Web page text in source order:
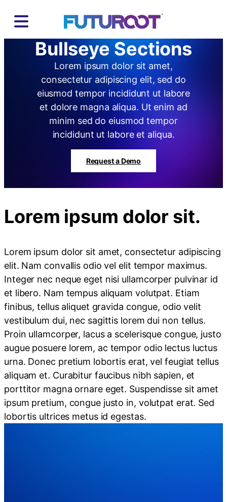
contentBullseye Sections
Lorem ipsum dolor sit amet,
consectetur adipiscing elit, sed do
eiusmod tempor incididunt ut labore
et dolore magna aliqua. Ut enim ad
minim sed do eiusmod tempor
incididunt ut labore et aliqua.
Request a Demo
Lorem ipsum dolor sit.
Lorem ipsum dolor sit amet, consectetur adipiscing
elit. Nam convallis odio vel elit tempor maximus.
Integer nec neque eget nisi ullamcorper pulvinar id
et libero. Nam tempus aliquam volutpat. Etiam
finibus, tellus aliquet gravida congue, odio velit
vestibulum dui, nec sagittis lorem dui non tellus.
Proin ullamcorper, lacus a scelerisque congue, justo
augue posuere lorem, ac tempor odio lectus luctus
urna. Donec pretium lobortis erat, vel feugiat tellus
aliquam et. Curabitur faucibus nibh sapien, et
porttitor magna ornare eget. Suspendisse sit amet
ipsum pretium, congue justo in, volutpat erat. Sed
lobortis ultrices metus id egestas.